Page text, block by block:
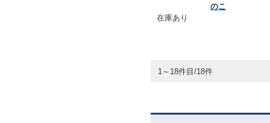
のこ
在庫あり
1～18件目/18件